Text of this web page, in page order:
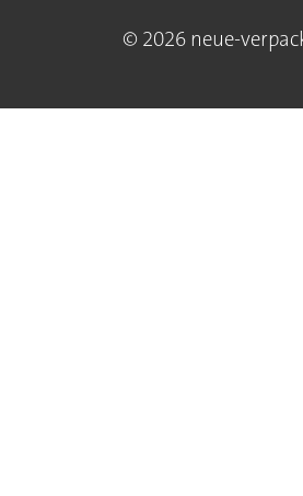
© 2026 neue-